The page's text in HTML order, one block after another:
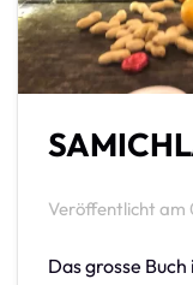
Veröffentlicht am
Das grosse